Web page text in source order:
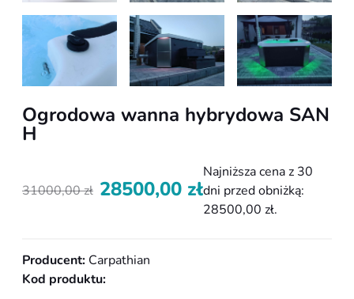
Ogrodowa wanna hybrydowa SAN
H
31000,00zł
Pierwotna
28500,00 zł
Aktualna
Najniższa cena z 30
dni przed obniżką:
28500,00 zł.
Producent: Carpathian
Kod produktu: